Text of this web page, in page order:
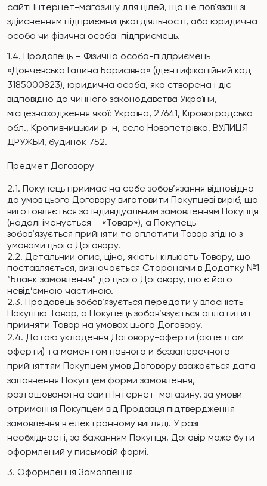
сайті Інтернет-магазину для цілей, що не пов'язані зі
здійсненням підприємницької діяльності, або юридична
особа чи фізична особа-підприємець.
1.4. Продавець – Фізична особа-підприємець
«Дончевська Галина Борисiвна» (ідентифікаційний код
3185000823), юридична особа, яка створена і діє
відповідно до чинного законодавства України,
місцезнаходження якої: Україна, 27641, Кіровоградська
обл., Кропивницький р-н, село Новопетрівка, ВУЛИЦЯ
ДРУЖБИ, будинок 752.
Предмет Договору
2.1. Покупець приймає на себе зобов’язання відповідно
до умов цього Договору виготовити Покупцеві виріб, що
виготовляється за індивідуальним замовленням Покупця
(надалі іменується – «Товар»), а Покупець
зобов’язується прийняти та оплатити Товар згідно з
умовами цього Договору.
2.2. Детальний опис, ціна, якість і кількість Товару, що
поставляється, визначається Сторонами в Додатку №1
“Бланк замовлення” до цього Договору, що є його
невід’ємною частиною.
2.3. Продавець зобов’язується передати у власність
Покупцю Товар, а Покупець зобов’язується оплатити і
прийняти Товар на умовах цього Договору.
2.4. Датою укладення Договору-оферти (акцептом
оферти) та моментом повного й беззаперечного
прийняттям Покупцем умов Договору вважається дата
заповнення Покупцем форми замовлення,
розташованої на сайті Інтернет-магазину, за умови
отримання Покупцем від Продавця підтвердження
замовлення в електронному вигляді. У разі
необхідності, за бажанням Покупця, Договір може бути
оформлений у письмовій формі.
3. Оформлення Замовлення